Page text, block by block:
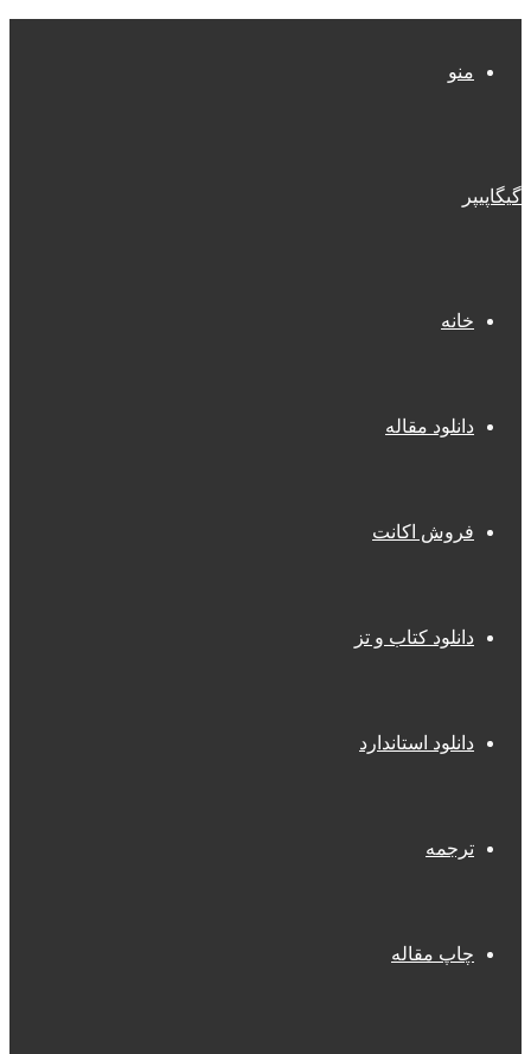
منو
گیگاپیپر
خانه
دانلود مقاله
فروش اکانت
دانلود کتاب و تز
دانلود استاندارد
ترجمه
چاپ مقاله